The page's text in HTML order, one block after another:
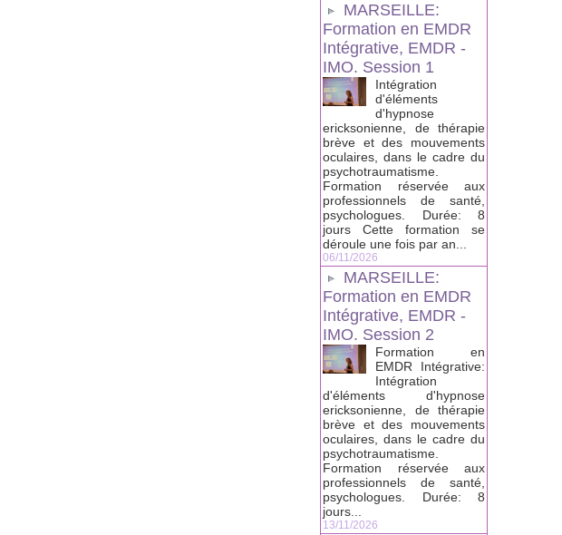
MARSEILLE:
Formation en EMDR
Intégrative, EMDR -
IMO. Session 1
Intégration
d'éléments
d'hypnose
ericksonienne, de thérapie
brève et des mouvements
oculaires, dans le cadre du
psychotraumatisme.
Formation réservée aux
professionnels de santé,
psychologues. Durée: 8
jours Cette formation se
déroule une fois par an...
06/11/2026
MARSEILLE:
Formation en EMDR
Intégrative, EMDR -
IMO. Session 2
Formation en
EMDR Intégrative:
Intégration
d'éléments d'hypnose
ericksonienne, de thérapie
brève et des mouvements
oculaires, dans le cadre du
psychotraumatisme.
Formation réservée aux
professionnels de santé,
psychologues. Durée: 8
jours...
13/11/2026